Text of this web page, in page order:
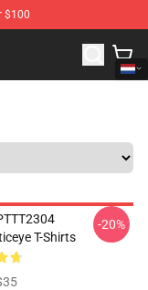
$100
T-Shirts
-20%